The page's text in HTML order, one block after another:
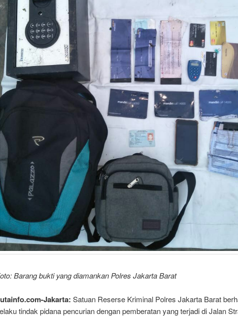
Barang bukti yang diamankan Polres Jakarta Barat
Jakarta: Satuan Reserse Kriminal Polres Jakarta Barat
tindak pidana pencurian dengan pemberatan yang terjadi di Jalan